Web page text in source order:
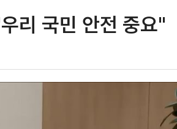
리 국민 안전 중요"